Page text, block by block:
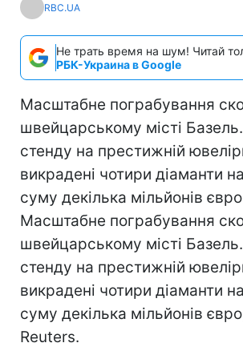
RBC.UA
Не трать время на шум! Читай
РБК-Украина в Google
Масштабне пограбування
швейцарському місті
стенду на престижній
викрадені чотири діаманти
суму декілька мільйонів
Масштабне пограбування
швейцарському місті
стенду на престижній
викрадені чотири діаманти
суму декілька мільйонів
Reuters.